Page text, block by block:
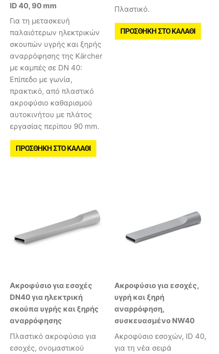
ID 40, 90 mm
Για τη μετασκευή
παλαιότερων ηλεκτρικών
σκουπών υγρής και ξηρής
αναρρόφησης της Kärcher
με καμπές σε DN 40:
Επίπεδο με γωνία,
πρακτικό, από πλαστικό
ακροφύσιο καθαρισμού
αυτοκινήτου με πλάτος
εργασίας περίπου 90 mm.
ΠΡΟΣΘΉΚΗ ΣΤΟ ΚΑΛΆΘΙ
Πλαστικό.
ΠΡΟΣΘΉΚΗ ΣΤΟ ΚΑΛΆΘΙ
Ακροφύσιο για εσοχές
DN40 για ηλεκτρική
σκούπα υγρής και ξηρής
αναρρόφησης
Πλαστικό ακροφύσιο για
εσοχές, ονομαστικού
Ακροφύσιο για εσοχές,
υγρή και ξηρή
αναρρόφηση,
συσκευασμένο NW40
Ακροφύσιο εσοχών, ID 40,
για τη νέα σειρά